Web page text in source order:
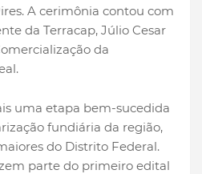
A cerimônia contou com
da Terracap, Júlio Cesar
da
uma etapa bem-sucedida
fundiária da região,
do Distrito Federal.
parte do primeiro edital